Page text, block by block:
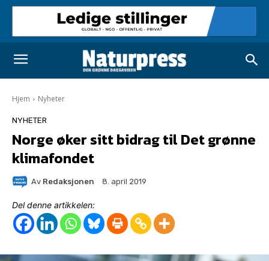
Hjem Nyheter
NYHETER
Norge øker sitt bidrag til Det grønne
klimafondet
Av Redaksjonen 8. april 2019
Del denne artikkelen: